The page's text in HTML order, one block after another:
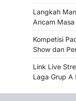
Langkah
Ancam
Kompetisi
Show dan
Link Live
Laga Grup A